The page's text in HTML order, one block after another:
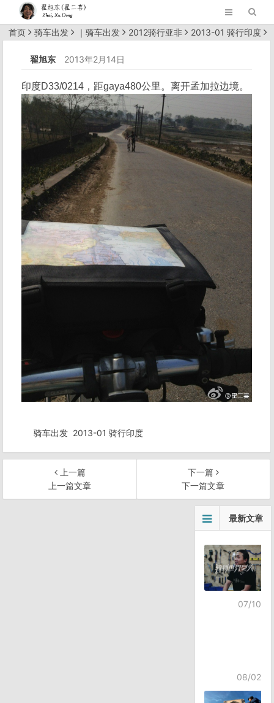
首页 骑车出发 ｜骑车出发 2012骑行亚非
2013-01 骑行印度
翟旭东
2013年2月14日
印度D33/0214，距gaya480公里。离开孟加拉边境。
骑车出发 2013-01 骑行印度
上一篇
上一篇文章
下一篇
下一篇文章
最新文章
07/10
08/02